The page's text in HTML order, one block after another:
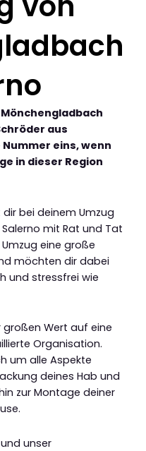
aus
eins, wenn
in dieser Region
bei deinem Umzug
mit Rat und Tat
Umzug eine große
möchten dir dabei
und stressfrei wie
großen Wert auf eine
Organisation.
um alle Aspekte
deines Hab und
zur Montage deiner
unser